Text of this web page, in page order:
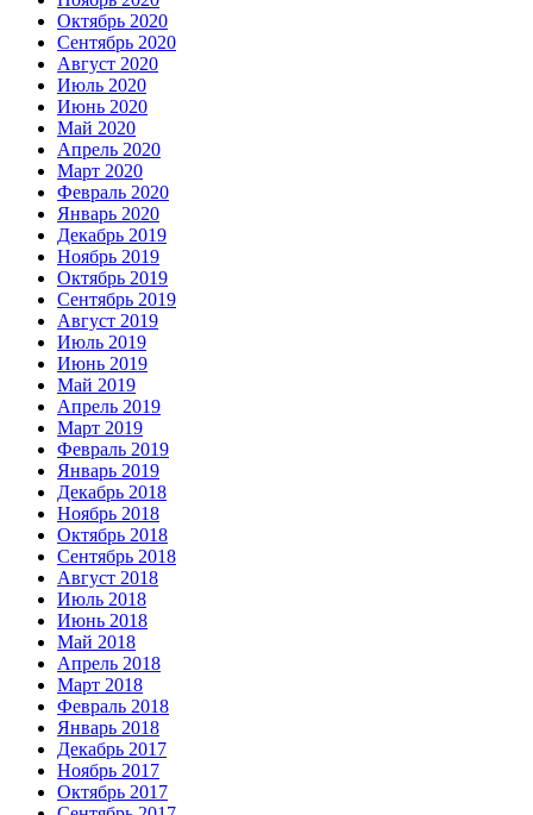
Октябрь 2020
Сентябрь 2020
Август 2020
Июль 2020
Июнь 2020
Май 2020
Апрель 2020
Март 2020
Февраль 2020
Январь 2020
Декабрь 2019
Ноябрь 2019
Октябрь 2019
Сентябрь 2019
Август 2019
Июль 2019
Июнь 2019
Май 2019
Апрель 2019
Март 2019
Февраль 2019
Январь 2019
Декабрь 2018
Ноябрь 2018
Октябрь 2018
Сентябрь 2018
Август 2018
Июль 2018
Июнь 2018
Май 2018
Апрель 2018
Март 2018
Февраль 2018
Январь 2018
Декабрь 2017
Ноябрь 2017
Октябрь 2017